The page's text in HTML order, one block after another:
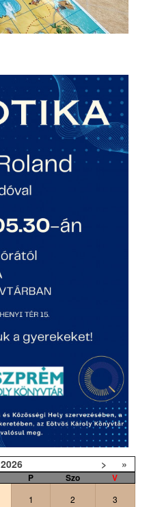
2026 > »
P Szo
V
1 2 3